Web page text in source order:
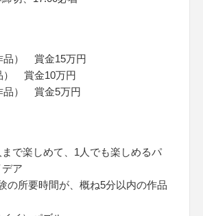
品） 賞金15万円
） 賞金10万円
品） 賞金5万円
で楽しめて、1人でも楽しめるパ
ア
の所要時間が、概ね5分以内の作品